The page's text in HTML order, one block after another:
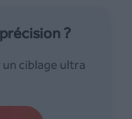
?
un ciblage ultra